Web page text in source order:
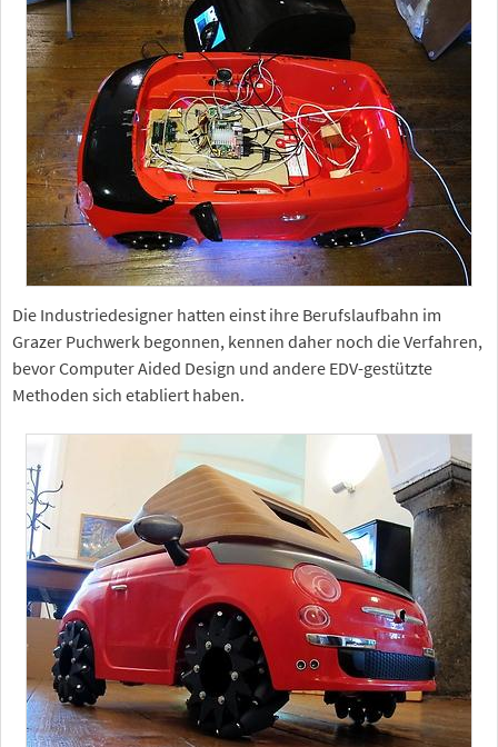
Die Industriedesigner hatten einst ihre Berufslaufbahn im
Grazer Puchwerk begonnen, kennen daher noch die Verfahren,
bevor Computer Aided Design und andere EDV-gestützte
Methoden sich etabliert haben.